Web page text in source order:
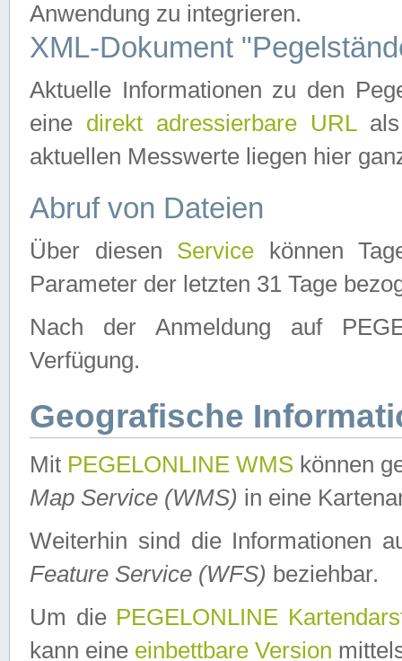
Anwendung zu integrieren.
XML-Dokument
Aktuelle Informationen zu den
eine direkt adressierbare URLals
aktuellen Messwerte liegen hier
Abruf von Dateien
Über diesen Service können
Parameter der letzten 31 Tage
Nach der Anmeldung auf
Verfügung.
Geografische
Mit PEGELONLINE WMS können
Map Service (WMS) in eine
Weiterhin sind die Informationen
Feature Service (WFS) beziehbar.
Um die PEGELONLINE
kann eine einbettbare Version